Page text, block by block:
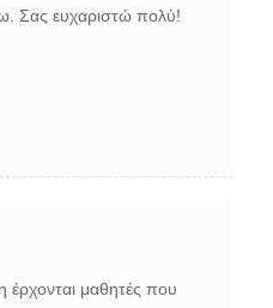
Σας ευχαριστώ πολύ!
έρχονται μαθητές που